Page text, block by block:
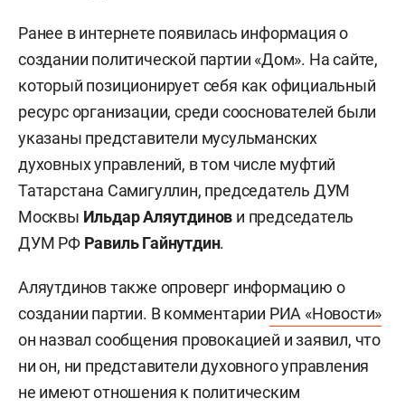
Ранее в интернете появилась информация о
создании политической партии «Дом». На сайте,
который позиционирует себя как официальный
ресурс организации, среди сооснователей были
указаны представители мусульманских
духовных управлений, в том числе муфтий
Татарстана Самигуллин, председатель ДУМ
Москвы Ильдар Аляутдинов и председатель
ДУМ РФ Равиль Гайнутдин.
Аляутдинов также опроверг информацию о
создании партии. В комментарии РИА «Новости»
он назвал сообщения провокацией и заявил, что
ни он, ни представители духовного управления
не имеют отношения к политическим